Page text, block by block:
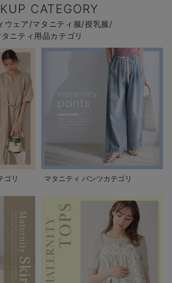
CATEGORY
ウェア/マタニティ服/授乳服/
タニティ用品カテゴリ
ゴリ マタニティ パンツカテゴリ